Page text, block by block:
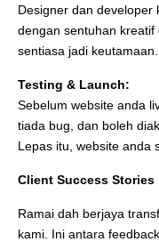
Designer dan developer
dengan sentuhan
sentiasa jadi keutamaan.
Testing & Launch:
Sebelum website anda
tiada bug, dan boleh
Lepas itu, website anda
Client Success Stories
Ramai dah berjaya
kami. Ini antara